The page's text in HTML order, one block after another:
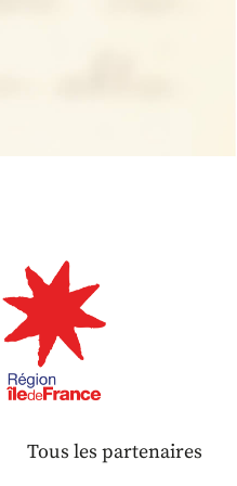
Tous les partenaires